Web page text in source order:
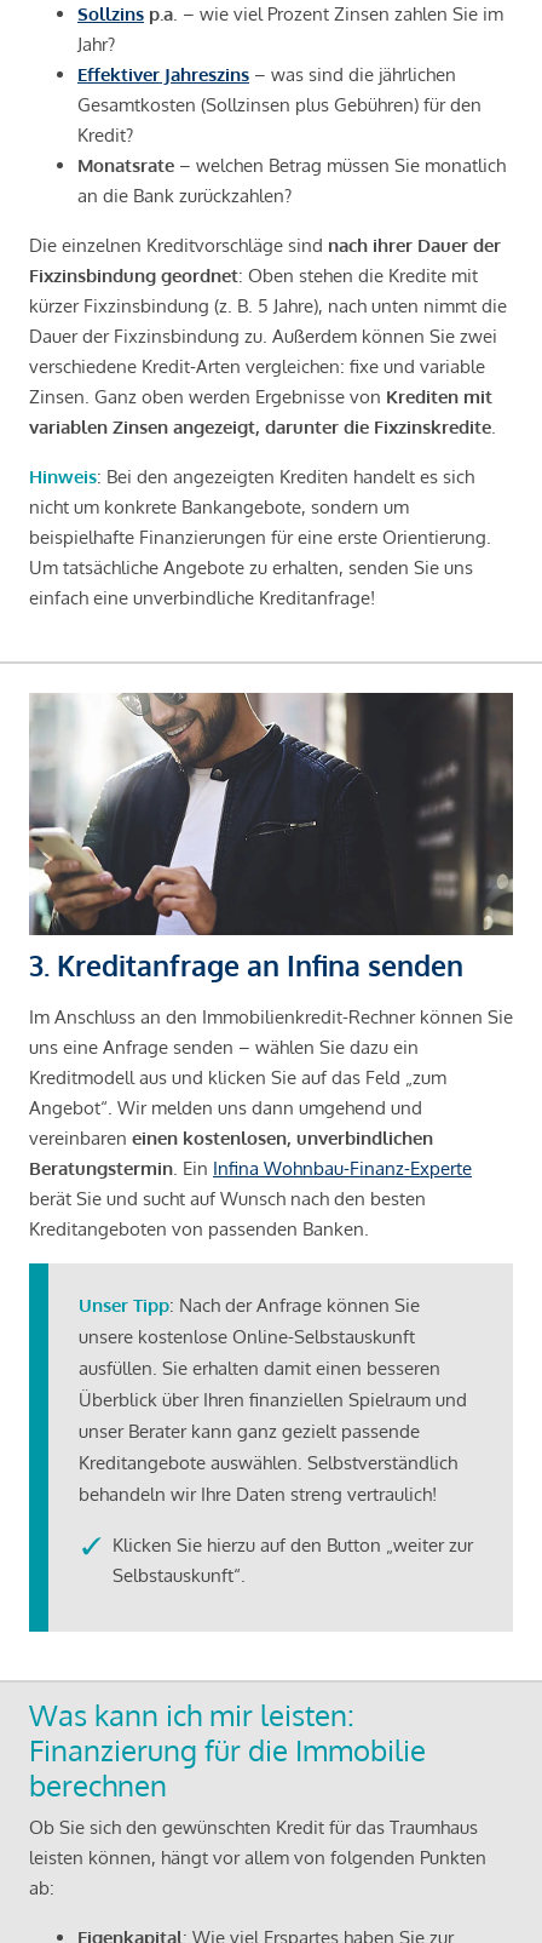
Sollzins p.a . – wie viel Prozent Zinsen zahlen Sie im
Jahr?
Effektiver Jahreszins – was sind die jährlichen
Gesamtkosten (Sollzinsen plus Gebühren) für den
Kredit?
Monatsrate – welchen Betrag müssen Sie monatlich
an die Bank zurückzahlen?
Die einzelnen Kreditvorschläge sind nach ihrer Dauer der
Fixzinsbindung geordnet: Oben stehen die Kredite mit
kürzer Fixzinsbindung (z. B. 5 Jahre), nach unten nimmt die
Dauer der Fixzinsbindung zu. Außerdem können Sie zwei
verschiedene Kredit-Arten vergleichen: fixe und variable
Zinsen. Ganz oben werden Ergebnisse von Krediten mit
variablen Zinsen angezeigt, darunter die Fixzinskredite
Hinweis: Bei den angezeigten Krediten handelt es sich
nicht um konkrete Bankangebote, sondern um
beispielhafte Finanzierungen für eine erste Orientierung.
Um tatsächliche Angebote zu erhalten, senden Sie uns
einfach eine unverbindliche Kreditanfrage!
3. Kreditanfrage an Infina senden
Im Anschluss an den Immobilienkredit-Rechner können Sie
uns eine Anfrage senden – wählen Sie dazu ein
Kreditmodell aus und klicken Sie auf das Feld „zum
Angebot“. Wir melden uns dann umgehend und
vereinbaren einen kostenlosen, unverbindlichen
Beratungstermin . Ein Infina Wohnbau-Finanz-Experte
berät Sie und sucht auf Wunsch nach den besten
Kreditangeboten von passenden Banken.
Unser Tipp: Nach der Anfrage können Sie
unsere kostenlose Online-Selbstauskunft
ausfüllen. Sie erhalten damit einen besseren
Überblick über Ihren finanziellen Spielraum und
unser Berater kann ganz gezielt passende
Kreditangebote auswählen. Selbstverständlich
behandeln wir Ihre Daten streng vertraulich!
Klicken Sie hierzu auf den Button „weiter zur
Selbstauskunft“.
Was kann ich mir leisten:
Finanzierung für die Immobilie
berechnen
Ob Sie sich den gewünschten Kredit für das Traumhaus
leisten können, hängt vor allem von folgenden Punkten
ab:
Eigenkapital: Wie viel Erspartes haben Sie zur